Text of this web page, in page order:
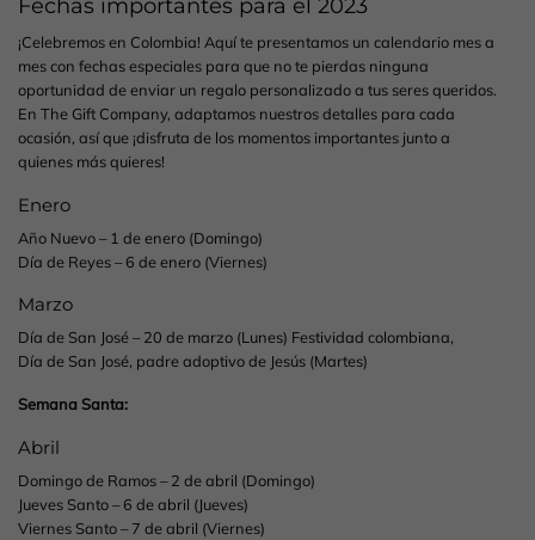
Fechas importantes para el 2023
¡Celebremos en Colombia! Aquí te presentamos un calendario mes a
mes con fechas especiales para que no te pierdas ninguna
oportunidad de enviar un regalo personalizado a tus seres queridos.
En The Gift Company, adaptamos nuestros detalles para cada
ocasión, así que ¡disfruta de los momentos importantes junto a
quienes más quieres!
Enero
Año Nuevo – 1 de enero (Domingo)
Día de Reyes – 6 de enero (Viernes)
Marzo
Día de San José – 20 de marzo (Lunes) Festividad colombiana,
Día de San José, padre adoptivo de Jesús (Martes)
Semana Santa:
Abril
Domingo de Ramos – 2 de abril (Domingo)
Jueves Santo – 6 de abril (Jueves)
Viernes Santo – 7 de abril (Viernes)